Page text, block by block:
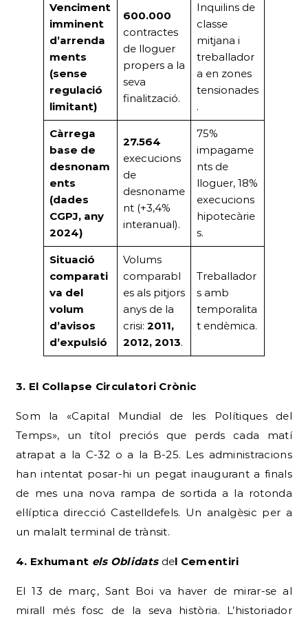
Venciment
imminent
d’arrenda
ments
(sense
regulació
limitant)
600.000
contractes
de lloguer
propers a la
seva
finalització.
Inquilins de
classe
mitjana i
treballador
a en zones
tensionades
.
Càrrega
base de
desnonam
ents
(dades
CGPJ, any
2024)
27.564
execucions
de
desnoname
nt (+3,4%
interanual).
75%
impagame
nts de
lloguer, 18%
execucions
hipotecàrie
s.
Situació
comparati
va del
volum
d’avisos
d’expulsió
Volums
comparabl
es als pitjors
anys de la
crisi: 2011,
2012, 2013.
Treballador
s amb
temporalita
t endèmica.
3. El Col·lapse Circulatori Crònic
Som la «Capital Mundial de les Polítiques del
Temps», un títol preciós que perds cada matí
atrapat a la C-32 o a la B-25. Les administracions
han intentat posar-hi un pegat inaugurant a finals
de mes una nova rampa de sortida a la rotonda
el·líptica direcció Castelldefels. Un analgèsic per a
un malalt terminal de trànsit.
4. Exhumant els Oblidatsdel Cementiri
El 13 de març, Sant Boi va haver de mirar-se al
mirall més fosc de la seva història. L’historiador